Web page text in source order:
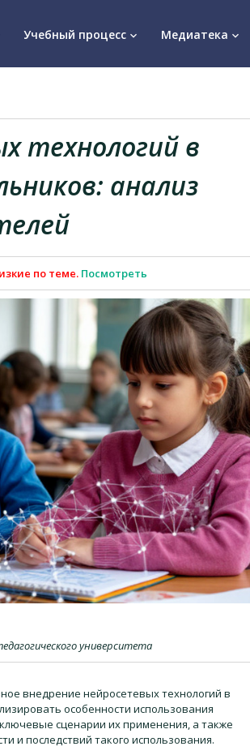
Учебный процесс keyboard_arrow_down Медиатека keyboard_arrow_down
технологий в
анализ
по теме. Посмотреть
университета
внедрение нейросетевых технологий в
особенности использования
сценарии их применения, а также
и последствий такого использования.